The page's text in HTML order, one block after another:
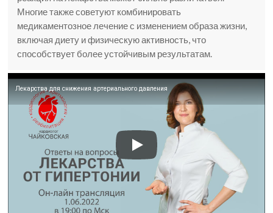
Многие также советуют комбинировать
медикаментозное лечение с изменением образа жизни,
включая диету и физическую активность, что
способствует более устойчивым результатам.
Лекарства для снижения артериального давления